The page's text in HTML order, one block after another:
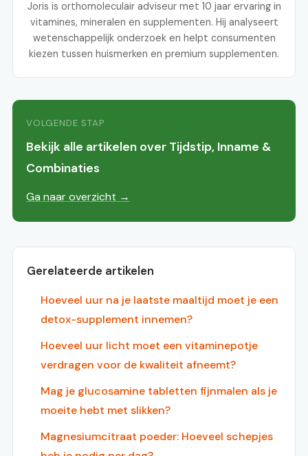
Joris is orthomoleculair adviseur met 10 jaar ervaring in
vitamines, mineralen en supplementen. Hij analyseert
wetenschappelijk onderzoek en helpt consumenten
kiezen tussen huismerken en premium supplementen.
VOLGENDE STAP
Bekijk alle artikelen over Tijdstip, Inname &
Combinaties
Ga naar overzicht →
Gerelateerde artikelen
Hoeveel uur na je laatste maaltijd moet je een
detox-supplement innemen?
Hoeveel uur licht moet een vitaminepotje
verdragen voor de kwaliteit afneemt?
Mag je glucosamine tabletten fijnmalen als je
moeite hebt met slikken?
Magnesiumcitraat poeder: Hoeveel schepjes